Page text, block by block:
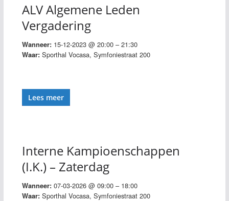
ALV Algemene Leden
Vergadering
Wanneer: 15-12-2023 @ 20:00 – 21:30
Waar: Sporthal Vocasa, Symfoniestraat 200
Lees meer
Interne Kampioenschappen
(I.K.) – Zaterdag
Wanneer: 07-03-2026 @ 09:00 – 18:00
Waar: Sporthal Vocasa, Symfoniestraat 200